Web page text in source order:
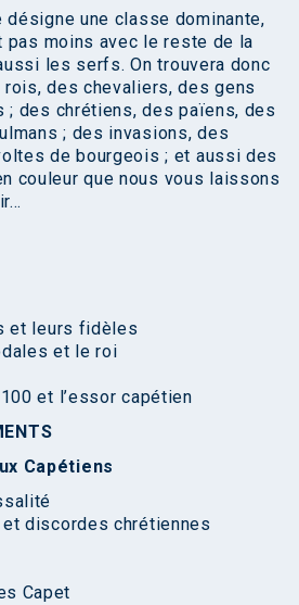
une classe dominante,
pas moins avec le reste de la
les serfs. On trouvera donc
des chevaliers, des gens
; des chrétiens, des païens, des
; des invasions, des
de bourgeois ; et aussi des
couleur que nous vous laissons
et leurs fidèles
et le roi
et l’essor capétien
Capétiens
discordes chrétiennes
Capet